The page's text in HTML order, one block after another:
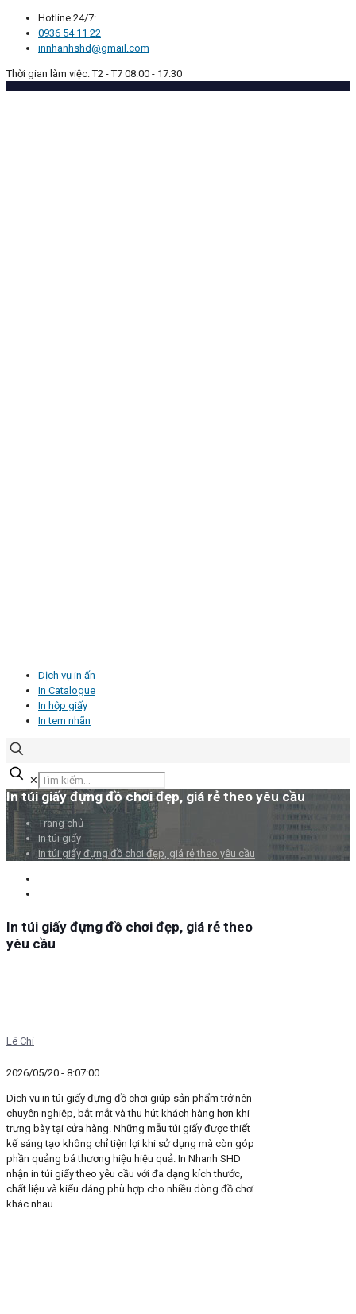
Hotline 24/7:
0936 54 11 22
innhanhshd@gmail.com
Thời gian làm việc: T2 - T7 08:00 - 17:30
Dịch vụ in ấn
In Catalogue
In hộp giấy
In tem nhãn
✕
In túi giấy đựng đồ chơi đẹp, giá rẻ theo yêu cầu
Trang chủ
In túi giấy
In túi giấy đựng đồ chơi đẹp, giá rẻ theo yêu cầu
In túi giấy đựng đồ chơi đẹp, giá rẻ theo
yêu cầu
Lê Chi
2026/05/20 - 8:07:00
Dịch vụ in túi giấy đựng đồ chơi giúp sản phẩm trở nên
chuyên nghiệp, bắt mắt và thu hút khách hàng hơn khi
trưng bày tại cửa hàng. Những mẫu túi giấy được thiết
kế sáng tạo không chỉ tiện lợi khi sử dụng mà còn góp
phần quảng bá thương hiệu hiệu quả. In Nhanh SHD
nhận in túi giấy theo yêu cầu với đa dạng kích thước,
chất liệu và kiểu dáng phù hợp cho nhiều dòng đồ chơi
khác nhau.